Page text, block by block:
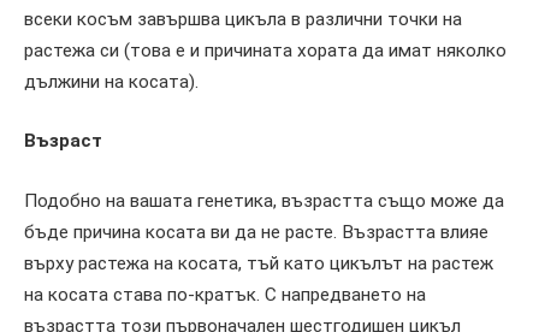
всеки косъм завършва цикъла в различни точки на
растежа си (това е и причината хората да имат няколко
дължини на косата).
Възраст
Подобно на вашата генетика, възрастта също може да
бъде причина косата ви да не расте. Възрастта влияе
върху растежа на косата, тъй като цикълът на растеж
на косата става по-кратък. С напредването на
възрастта този първоначален шестгодишен цикъл